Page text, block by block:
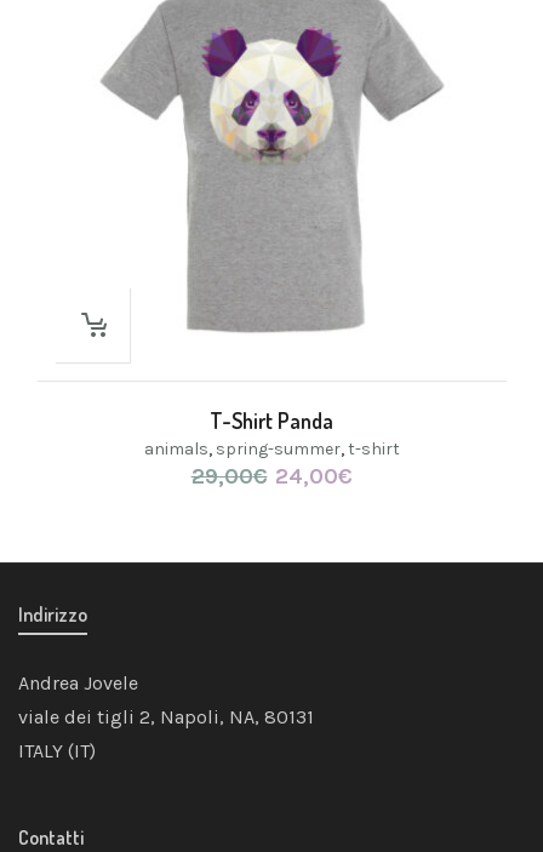
T-Shirt Panda
animals, spring-summer,t-shirt
29,00€ Il
24,00€Il
Indirizzo
Andrea Jovele
viale dei tigli 2, Napoli, NA, 80131
ITALY (IT)
Contatti